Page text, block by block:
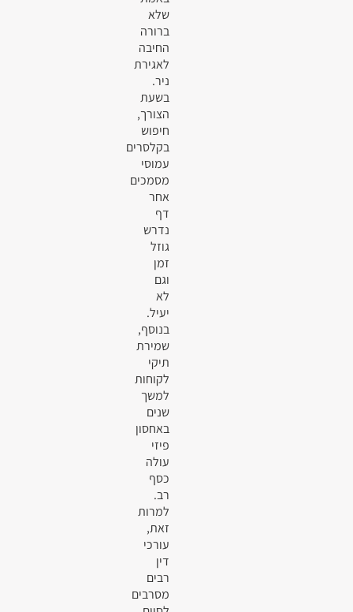
שלא
ברורה
החיבה
לאגירת
ניר.
בשעת
הצורך,
חיפוש
בקלסרים
עמוסי
מסמכים
אחר
דף
נדרש
גוזל
זמן
וגם
לא
יעיל.
בנוסף,
שמירת
תיקי
לקוחות
למשך
שנים
באחסון
פיזי
עולה
כסף
רב.
למרות
זאת,
עורכי
דין
רבים
מסרבים